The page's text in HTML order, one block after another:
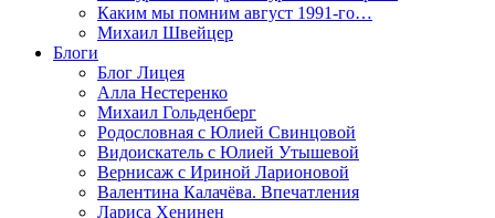
Каким мы помним август 1991-го…
Михаил Швейцер
Блоги
Блог Лицея
Алла Нестеренко
Михаил Гольденберг
Родословная с Юлией Свинцовой
Видоискатель с Юлией Утышевой
Вернисаж с Ириной Ларионовой
Валентина Калачёва. Впечатления
Лариса Хенинен